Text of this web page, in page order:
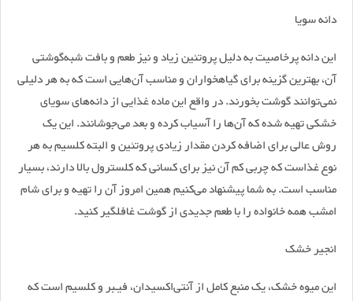
دانه سویا
این دانه پرخاصیت به دلیل پروتئین زیاد و نیز طعم و بافت شبه‌گوشتی
آن، بهترین گزینه برای گیاهخواران و مناسب آن‌هایی است که به هر دلیلی
نمی‌توانند گوشت بخورند. در واقع این ماده غذایی از دانه‌های سویای
خشکی تهیه شده که آن‌ها را آسیاب کرده و بعد می‌جوشانند. این یک
روش عالی برای اضافه کردن مقدار زیادی پروتئین و البته کلسیم به هر
نوع غذاست که چربی کم آن نیز برای کسانی که کلسترول بالا دارند، بسیار
مناسب است. به شما پیشنهاد می‌کنیم همین امروز آن را تهیه و برای شام
امشب همه خانواده را با طعم جدیدی از گوشت غافلگیر کنید.
انجیر خشک
این میوه خشک، یک منبع کامل از آنتی‌اکسیدان، فیـبر و کلسیم است که